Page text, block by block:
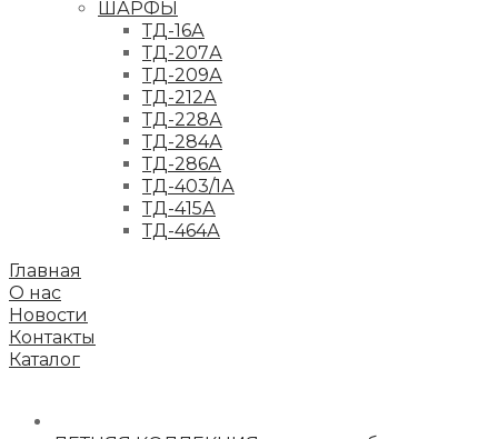
ШАРФЫ
ТД-16А
ТД-207А
ТД-209А
ТД-212А
ТД-228А
ТД-284А
ТД-286А
ТД-403/1А
ТД-415А
ТД-464А
Главная
О нас
Новости
Контакты
Каталог